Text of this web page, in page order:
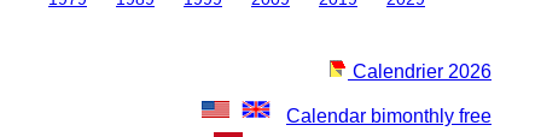
Calendrier 2026
Calendar bimonthly free